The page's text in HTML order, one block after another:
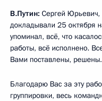
В.Путин: Сергей Юрьевич,
докладывали 25 октября
упоминал, всё, что
работы, всё исполнено.
Вами поставлены, решены.
Благодарю Вас за эту
группировки, весь